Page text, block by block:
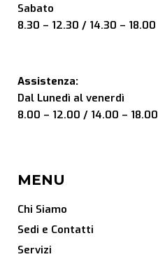
Sabato
8.30 – 12.30 / 14.30 – 18.00
Assistenza:
Dal Lunedì al venerdì
8.00 – 12.00 / 14.00 – 18.00
MENU
Chi Siamo
Sedi e Contatti
Servizi